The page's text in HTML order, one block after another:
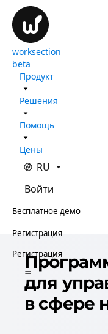
worksection
beta
Продукт
Решения
Помощь
Цены
RU
Войти
Бесплатное демо
Регистрация
Регистрация
для
в сфере